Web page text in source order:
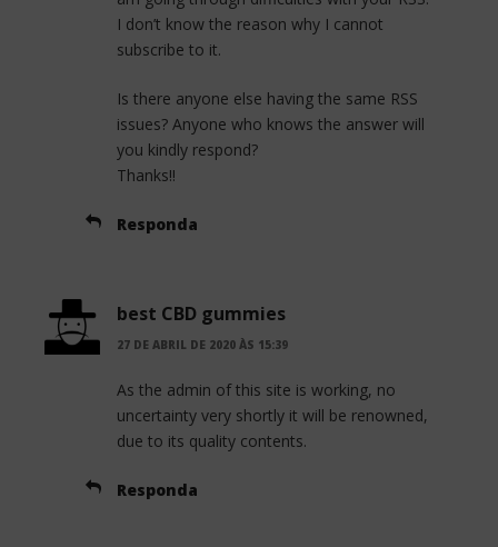
I don’t know the reason why I cannot
subscribe to it.
Is there anyone else having the same RSS
issues? Anyone who knows the answer will
you kindly respond?
Thanks!!
Responda
best CBD gummies
27 DE ABRIL DE 2020 ÀS 15:39
As the admin of this site is working, no
uncertainty very shortly it will be renowned,
due to its quality contents.
Responda